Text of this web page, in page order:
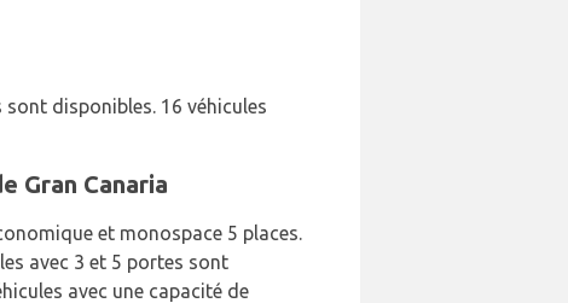
disponibles. 16 véhicules
Gran Canaria
et monospace 5 places.
avec 3 et 5 portes sont
avec une capacité de